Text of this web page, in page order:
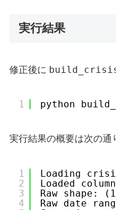
実行結果
修正後に
1 python
実行結果の概要は次の通
1
2
3
4
Loading
Loaded
Raw shape:
Raw date